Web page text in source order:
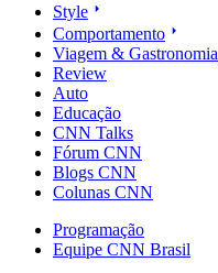
Style
Comportamento
Viagem & Gastronomia
Review
Auto
Educação
CNN Talks
Fórum CNN
Blogs CNN
Colunas CNN
Programação
Equipe CNN Brasil